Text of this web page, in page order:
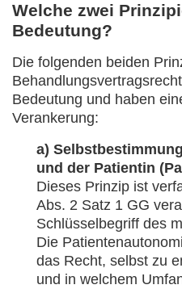
Welche zwei
Bedeutung?
Die folgenden beiden
Bedeutung und haben
Verankerung:
a)
und der Patientin
Dieses Prinzip ist
Abs. 2 Satz 1 GG
Schlüsselbegriff des
Die
das Recht, selbst zu
und in welchem